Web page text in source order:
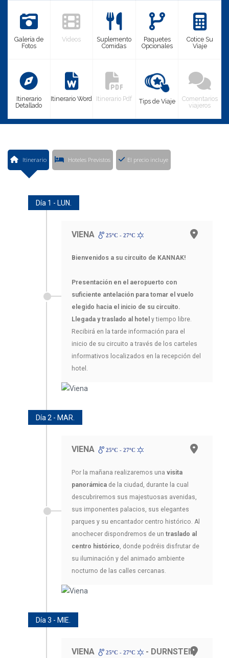
Galería de
Fotos
Videos
Suplemento
Comidas
Paquetes
Opcionales
Cotice Su
Viaje
Itinerario
Detallado
Itinerario Word Itinerario Pdf Tips de Viaje
Comentarios
viajeros
Itinerario Hoteles Previstos El precio incluye
Día 1 - LUN.
VIENA 25ºC - 27ºC
Bienvenidos a su circuito de KANNAK!
Presentación en el aeropuerto con
suficiente antelación para tomar el vuelo
elegido hacia el inicio de su circuito.
Llegada y traslado al hotel y tiempo libre.
Recibirá en la tarde información para el
inicio de su circuito a través de los carteles
informativos localizados en la recepción del
hotel.
Día 2 - MAR.
VIENA 25ºC - 27ºC
Por la mañana realizaremos una visita
panorámica de la ciudad, durante la cual
descubriremos sus majestuosas avenidas,
sus imponentes palacios, sus elegantes
parques y su encantador centro histórico. Al
anochecer dispondremos de un traslado al
centro histórico, donde podréis disfrutar de
su iluminación y del animado ambiente
nocturno de las calles cercanas.
Día 3 - MIE.
VIENA 25ºC - 27ºC - DURNSTEIN